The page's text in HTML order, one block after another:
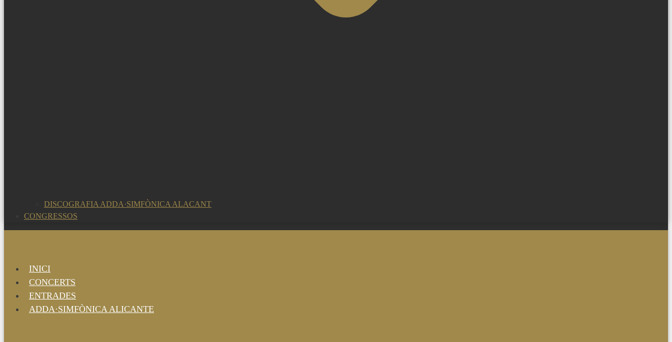
DISCOGRAFIA ADDA·SIMFÒNICA ALACANT
CONGRESSOS
INICI
CONCERTS
ENTRADES
ADDA·SIMFÒNICA ALICANTE